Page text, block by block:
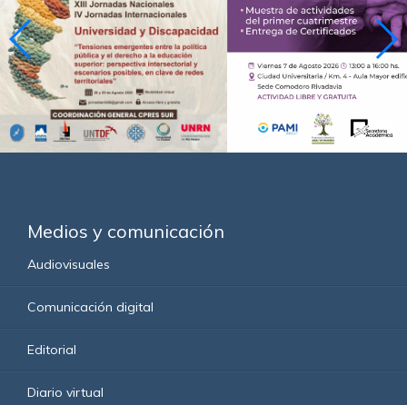
Medios y comunicación
Audiovisuales
Comunicación digital
Editorial
Diario virtual